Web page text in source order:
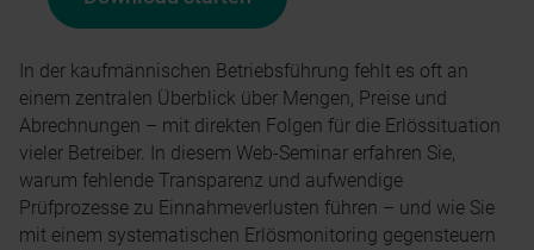
In der kaufmännischen Betriebsführung fehlt es oft an
einem zentralen Überblick über Mengen, Preise und
Abrechnungen – mit direkten Folgen für die Erlössituation
vieler Betreiber. In diesem Web-Seminar erfahren Sie,
warum fehlende Transparenz und aufwendige
Prüfprozesse zu Einnahmeverlusten führen – und wie Sie
mit einem systematischen Erlösmonitoring gegensteuern